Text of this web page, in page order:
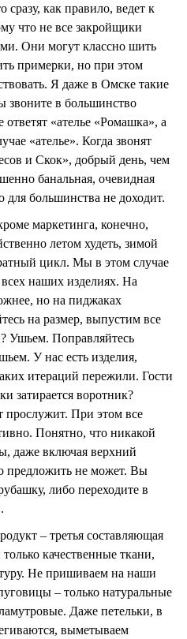
сразу, как правило, ведет к
что не все закройщики
Они могут классно шить
примерки, но при этом
Я даже в Омске такие
звоните в большинство
ответят «ателье «Ромашка», а
«ателье». Когда звонят
и Скок», добрый день, чем
банальная, очевидная
для большинства не доходит.
маркетинга, конечно,
летом худеть, зимой
цикл. Мы в этом случае
наших изделиях. На
но на пиджаках
на размер, выпустим все
Ушьем. Поправляйтесь
У нас есть изделия,
итераций пережили. Гости
затирается воротник?
прослужит. При этом все
Понятно, что никакой
даже включая верхний
предложить не может. Вы
либо переходите в
– третья составляющая
качественные ткани,
Не пришиваем на наши
– только натуральные
Даже петельки, в
выметываем